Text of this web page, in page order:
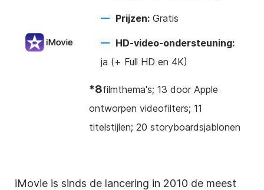
Prijzen: Gratis
HD-video-ondersteuning:
ja (+ Full HD en 4K)
*8filmthema's; 13 door Apple
ontworpen videofilters; 11
titelstijlen; 20 storyboardsjablonen
iMovie is sinds de lancering in 2010 de meest